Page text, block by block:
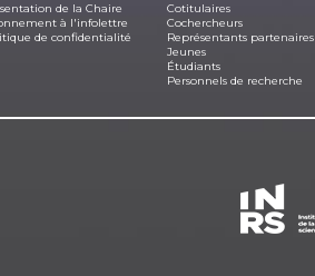
de la Chaire
à l'infolettre
de confidentialité
Cotitulaires
Cochercheurs
Représentants partenaires
Jeunes
Étudiants
Personnels de recherche